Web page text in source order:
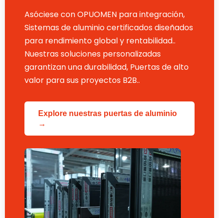
Asóciese con OPUOMEN para integración,
Sistemas de aluminio certificados diseñados
para rendimiento global y rentabilidad..
Nuestras soluciones personalizadas
garantizan una durabilidad, Puertas de alto
valor para sus proyectos B2B..
Explore nuestras puertas de aluminio
→